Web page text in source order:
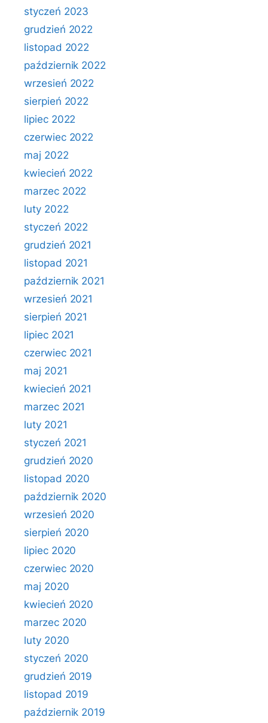
styczeń 2023
grudzień 2022
listopad 2022
październik 2022
wrzesień 2022
sierpień 2022
lipiec 2022
czerwiec 2022
maj 2022
kwiecień 2022
marzec 2022
luty 2022
styczeń 2022
grudzień 2021
listopad 2021
październik 2021
wrzesień 2021
sierpień 2021
lipiec 2021
czerwiec 2021
maj 2021
kwiecień 2021
marzec 2021
luty 2021
styczeń 2021
grudzień 2020
listopad 2020
październik 2020
wrzesień 2020
sierpień 2020
lipiec 2020
czerwiec 2020
maj 2020
kwiecień 2020
marzec 2020
luty 2020
styczeń 2020
grudzień 2019
listopad 2019
październik 2019